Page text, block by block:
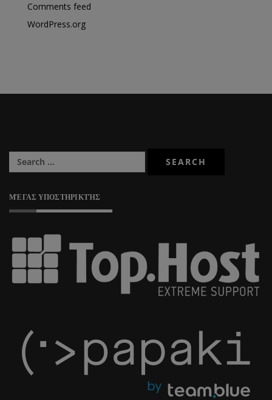
Comments feed
WordPress.org
ΜΈΓΑΣ ΥΠΟΣΤΗΡΙΚΤΉΣ